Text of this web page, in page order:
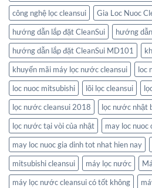
công nghệ lọc cleansui
Gia Loc Nuoc
hướng dẫn lắp đặt CleanSui
hướng
hướng dẫn lắp đặt CleanSui MD101
khuyến mãi máy lọc nước cleansui
loc
loc nuoc mitsubishi
lõi lọc cleansui
lọc nước cleansui 2018
lọc nước nhật
lọc nước tại vòi của nhật
may loc nuoc
may loc nuoc gia dinh tot nhat hien nay
mitsubishi cleansui
máy lọc nước
máy lọc nước cleansui có tốt không